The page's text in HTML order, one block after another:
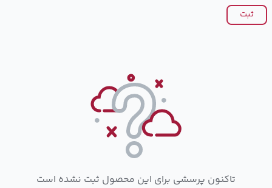
ثبت
تاکنون پرسشی برای این محصول ثبت نشده است